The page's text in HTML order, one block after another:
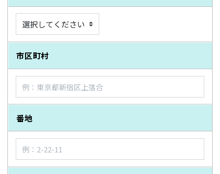
市区町村
番地